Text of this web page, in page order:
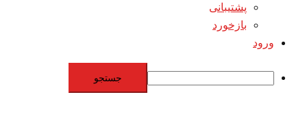
پشتیبانی
بازخورد
ورود
جستجو